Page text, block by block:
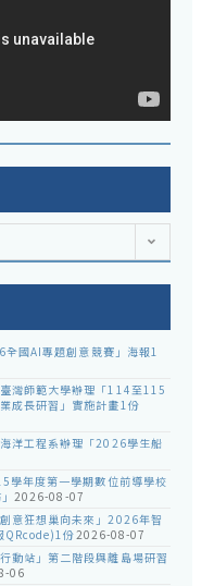
國AI專題創意競賽」海報1
灣師範大學辦理「114至115
成長研習」實施計畫1份
洋工程系辦理「2026學生船
學年度第一學期數位前導學校
2026-08-07
意狂想巢向未來」2026年智
QRcode)1份2026-08-07
動站」第二階段與離島場研習
06